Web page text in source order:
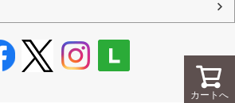
カートへ